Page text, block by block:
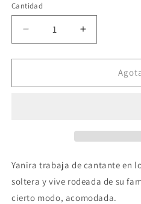
Cantidad
Reducir
cantidad
para
PLANETA
EDICION
BOLSILLO
Aumentar
cantidad
para
GRUPO
PLANETA
EDICION
BOLSILLO
Yanira trabaja de cantante en
soltera y vive rodeada de su
cierto modo, acomodada.